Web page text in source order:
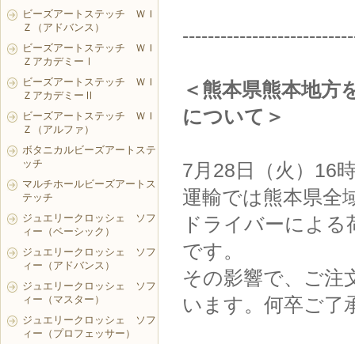
＜熊本県熊本地方
について＞
7月28日（火）16
運輸では熊本県全
ドライバーによ
です。
その影響で、ご注
います。何卒ご了
ビーズアートステッチ ＷＩ
Ｚ（アドバンス）
ビーズアートステッチ ＷＩ
ＺアカデミーⅠ
ビーズアートステッチ ＷＩ
ＺアカデミーⅡ
ビーズアートステッチ ＷＩ
Ｚ（アルファ）
ボタニカルビーズアートステ
ッチ
マルチホールビーズアートス
テッチ
ジュエリークロッシェ ソフ
ィー（ベーシック）
ジュエリークロッシェ ソフ
ィー（アドバンス）
ジュエリークロッシェ ソフ
ィー（マスター）
ジュエリークロッシェ ソフ
ィー（プロフェッサー）